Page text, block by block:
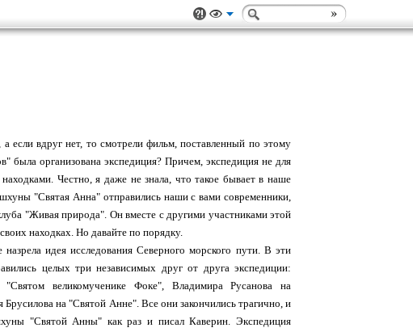
если вдруг нет, то смотрели фильм, поставленный по этому
была организована экспедиция? Причем, экспедиция не для
Честно, я даже не знала, что такое бывает в наше
"Святая Анна" отправились наши с вами современники,
"Живая природа". Он вместе с другими участниками этой
находках. Но давайте по порядку.
идея исследования Северного морского пути. В эти
целых три независимых друг от друга экспедиции:
великомученике Фоке", Владимира Русанова на
Брусилова на "Святой Анне". Все они закончились трагично, и
"Святой Анны" как раз и писал Каверин. Экспедиция